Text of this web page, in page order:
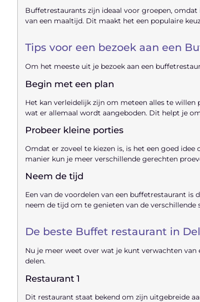
Buffetrestaurants zijn ideaal voor groepen,
van een maaltijd. Dit maakt het een populaire
Tips voor een bezoek aan een
Om het meeste uit je bezoek aan een
Begin met een plan
Het kan verleidelijk zijn om meteen alles te
wat er allemaal wordt aangeboden. Dit helpt je
Probeer kleine porties
Omdat er zoveel te kiezen is, is het een goed
manier kun je meer verschillende gerechten
Neem de tijd
Een van de voordelen van een buffetrestaurant
neem de tijd om te genieten van de verschillende
De beste Buffet restaurant in
Nu je meer weet over wat je kunt verwachten
delen.
Restaurant 1
Dit restaurant staat bekend om zijn uitgebreide